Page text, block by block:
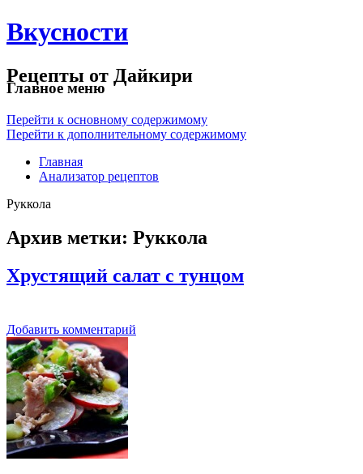
Вкусности
Рецепты от Дайкири
Главное меню
Перейти к основному содержимому
Перейти к дополнительному содержимому
Главная
Анализатор рецептов
Руккола
Архив метки: Руккола
Хрустящий салат с тунцом
Добавить комментарий